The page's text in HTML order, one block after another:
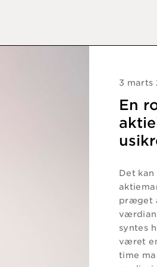
3 marts
En
Det
præget
syntes
været
time